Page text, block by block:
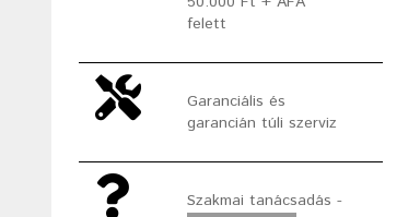
felett
Garanciális és
garancián túli szerviz
Szakmai tanácsadás -